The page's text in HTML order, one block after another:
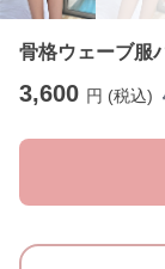
骨格ウェーブ服
3,600 円 (税込)